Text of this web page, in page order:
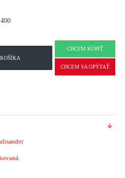
CHCEM KÚPIŤ
CHCEM SA OPÝTAŤ